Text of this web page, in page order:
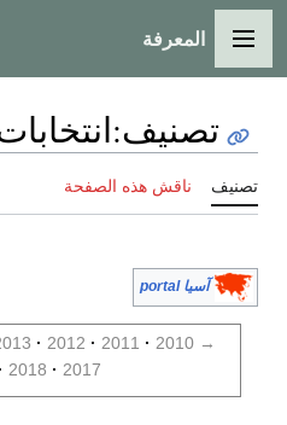
القائمة الرئيسية
المعرفة
تصنيف:انتخابات 2014 في
تصنيف ناقش هذه الصفحة
آسيا portal
→
2010
2011
2012
2017
2018